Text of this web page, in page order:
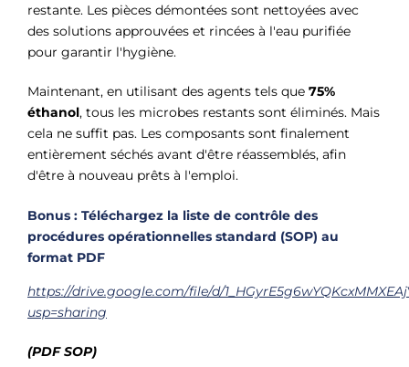
restante. Les pièces démontées sont nettoyées avec
des solutions approuvées et rincées à l'eau purifiée
pour garantir l'hygiène.
Maintenant, en utilisant des agents tels que 75%
éthanol, tous les microbes restants sont éliminés. Mais
cela ne suffit pas. Les composants sont finalement
entièrement séchés avant d'être réassemblés, afin
d'être à nouveau prêts à l'emploi.
Bonus : Téléchargez la liste de contrôle des
procédures opérationnelles standard (SOP) au
format PDF
https://drive.google.com/file/d/
usp=sharing
(PDF SOP)